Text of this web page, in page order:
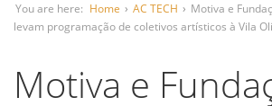
You are here: Home › AC TECH › Motiva e
levam programação de coletivos artísticos à Vila
Motiva e